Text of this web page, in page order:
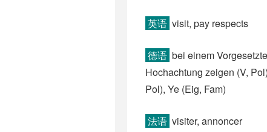
英语 visit, pay respects
德语 bei einem
Hochachtung zeigen (V,
Pol)​, Ye (Eig, Fam)
法语 visiter, annoncer